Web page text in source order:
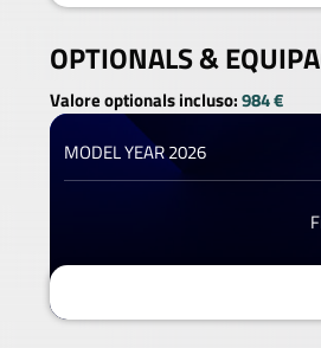
OPTIONALS &
Valore optionals incluso:984 €
MODEL YEAR 2026